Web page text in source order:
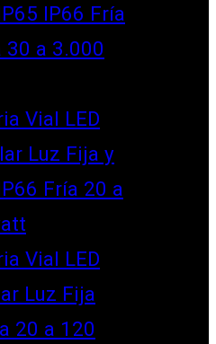
IP66 Fría
30 a 3.000
Vial LED
Luz Fija y
Fría 20 a
Vial LED
Luz Fija
20 a 120